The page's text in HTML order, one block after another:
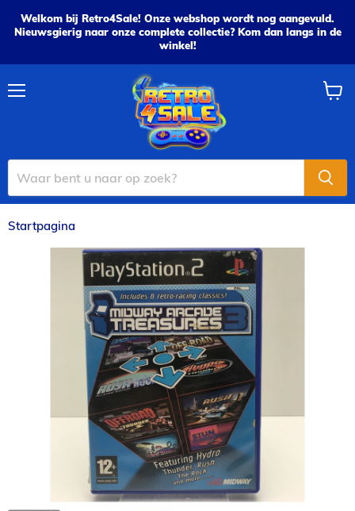
Welkom bij Retro4Sale! Onze webshop wordt nog aangevuld.
Nieuwsgierig naar onze complete collectie? Kom dan langs in de
winkel!
Startpagina